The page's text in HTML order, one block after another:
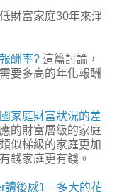
財富家庭30年來淨
酬率? 這篇討論，
要多高的年化報酬
家庭財富狀況的差
的財富層級的家庭
似梯級的家庭更加
錢家庭更有錢。
讀後感1—多大的花